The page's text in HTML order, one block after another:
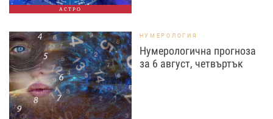
АСТРО
НУМЕРОЛОГИЯ
Нумерологична прогноза
за 6 август, четвъртък